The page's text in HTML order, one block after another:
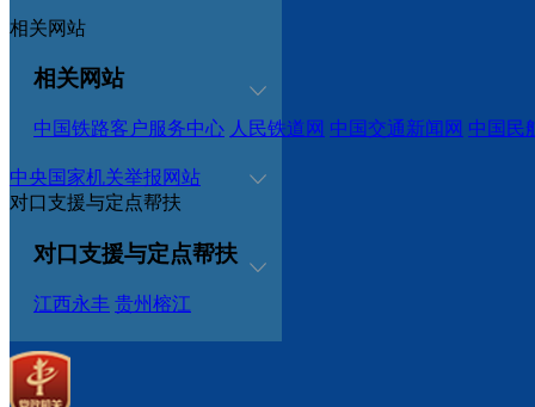
相关网站
相关网站
中国铁路客户服务中心 人民铁道网 中国交通新闻网 中国民
中央国家机关举报网站
对口支援与定点帮扶
对口支援与定点帮扶
江西永丰 贵州榕江